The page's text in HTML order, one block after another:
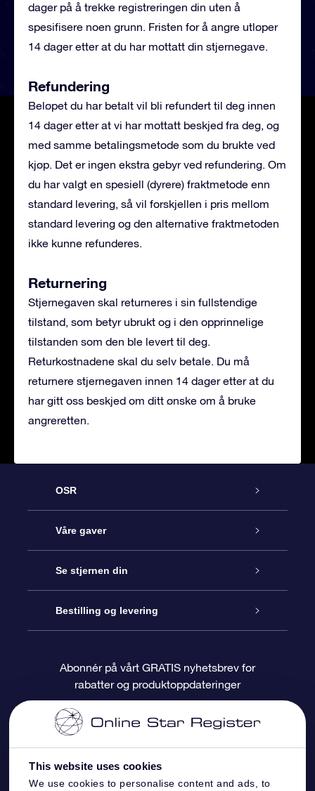
This website uses cookies
We use cookies to personalise content and ads, to
dager på å trekke registreringen din uten å
spesifisere noen grunn. Fristen for å angre utløper
14 dager etter at du har mottatt din stjernegave.
Refundering
Beløpet du har betalt vil bli refundert til deg innen
14 dager etter at vi har mottatt beskjed fra deg, og
med samme betalingsmetode som du brukte ved
kjøp. Det er ingen ekstra gebyr ved refundering. Om
du har valgt en spesiell (dyrere) fraktmetode enn
standard levering, så vil forskjellen i pris mellom
standard levering og den alternative fraktmetoden
ikke kunne refunderes.
Returnering
Stjernegaven skal returneres i sin fullstendige
tilstand, som betyr ubrukt og i den opprinnelige
tilstanden som den ble levert til deg.
Returkostnadene skal du selv betale. Du må
returnere stjernegaven innen 14 dager etter at du
har gitt oss beskjed om ditt ønske om å bruke
angreretten.
OSR
Kundeservice
Kontakt oss
Bloggen
Anmeldelser
Våre gaver
Online Stjernegave
OSR Gavepakke
OSR-gavekortet
Bedriftsgaver
Se stjernen din
Star Register
Pesontilpasset stjerneside
One Million Stars
OSR Starsaver
Bestilling og levering
Betalingsinformasjon
Fraktinformasjon
Returpolicy
Abonnér på vårt GRATIS nyhetsbrev for
rabatter og produktoppdateringer